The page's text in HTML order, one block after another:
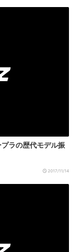
ラの歴代モデル振
2017/11/14